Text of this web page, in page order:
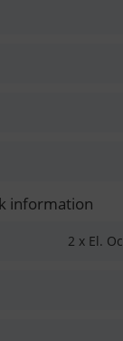
information
2 x El.